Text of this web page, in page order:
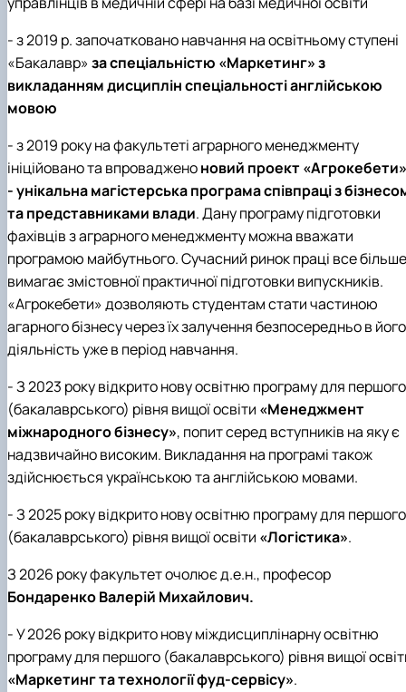
- з 2019 р. започатковано навчання на освітньому ступені
«Бакалавр»за спеціальністю «Маркетинг» з
викладанням дисциплін спеціальності англійською
мовою
- з 2019 року на факультеті аграрного менеджменту
ініційовано та впровадженоновий проект «Агрокебети»
- унікальна магістерська програма співпраці з
та представниками влади. Дану програму підготовки
фахівців з аграрного менеджменту можна вважати
програмою майбутнього. Сучасний ринок праці все більше
вимагає змістовної практичної підготовки випускників.
«Агрокебети» дозволяють студентам стати частиною
агарного бізнесу через їх залучення безпосередньо в його
діяльність уже в період навчання.
- З 2023 року відкрито нову освітню програму для першого
(бакалаврського) рівня вищої освіти «Менеджмент
міжнародного бізнесу», попит серед вступників на яку є
надзвичайно високим. Викладання на програмі також
здійснюється українською та англійською мовами.
- З 2025 року відкрито нову освітню програму для першого
(бакалаврського) рівня вищої освіти «Логістика».
З 2026 року факультет очолює д.е.н., професор
Бондаренко Валерій Михайлович.
- У 2026 року відкрито нову міждисциплінарну освітню
програму для першого (бакалаврського) рівня вищої
«Маркетинг та технології фуд-сервісу».